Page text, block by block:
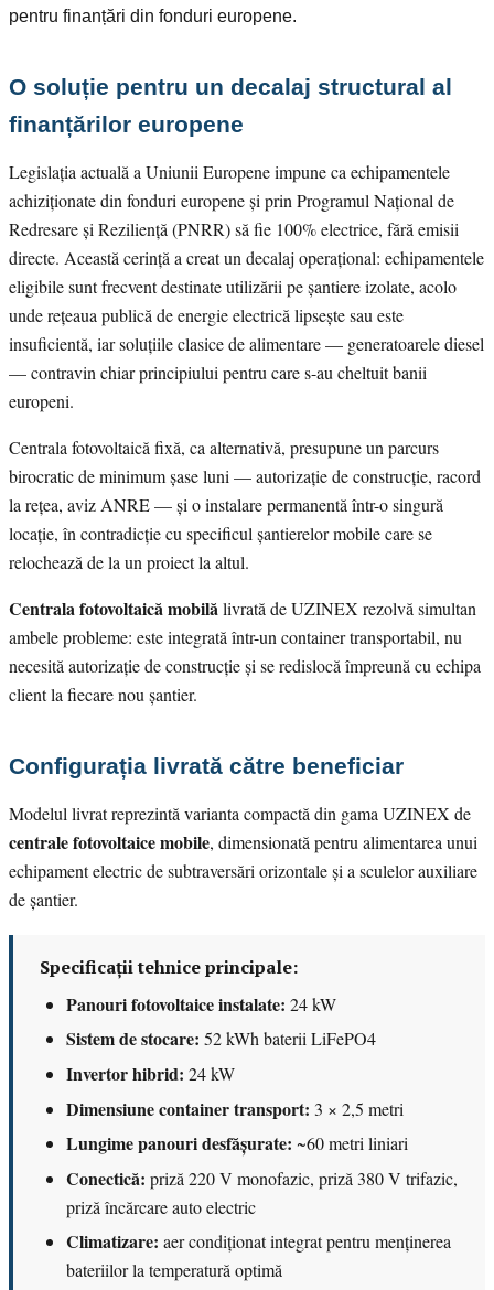
pentru finanțări din fonduri europene.
O soluție pentru un decalaj structural al
finanțărilor europene
Legislația actuală a Uniunii Europene impune ca echipamentele
achiziționate din fonduri europene și prin Programul Național de
Redresare și Reziliență (PNRR) să fie 100% electrice, fără emisii
directe. Această cerință a creat un decalaj operațional: echipamentele
eligibile sunt frecvent destinate utilizării pe șantiere izolate, acolo
unde rețeaua publică de energie electrică lipsește sau este
insuficientă, iar soluțiile clasice de alimentare — generatoarele diesel
— contravin chiar principiului pentru care s-au cheltuit banii
europeni.
Centrala fotovoltaică fixă, ca alternativă, presupune un parcurs
birocratic de minimum șase luni — autorizație de construcție, racord
la rețea, aviz ANRE — și o instalare permanentă într-o singură
locație, în contradicție cu specificul șantierelor mobile care se
relochează de la un proiect la altul.
Centrala fotovoltaică mobilălivrată de UZINEX rezolvă simultan
ambele probleme: este integrată într-un container transportabil, nu
necesită autorizație de construcție și se redislocă împreună cu echipa
client la fiecare nou șantier.
Configurația livrată către beneficiar
Modelul livrat reprezintă varianta compactă din gama UZINEX de
centrale fotovoltaice mobile, dimensionată pentru alimentarea unui
echipament electric de subtraversări orizontale și a sculelor auxiliare
de șantier.
Specificații tehnice principale:
Panouri fotovoltaice instalate: 24 kW
Sistem de stocare: 52 kWh baterii LiFePO4
Invertor hibrid: 24 kW
Dimensiune container transport: 3 × 2,5 metri
Lungime panouri desfășurate: ~60 metri liniari
Conectică: priză 220 V monofazic, priză 380 V trifazic,
priză încărcare auto electric
Climatizare: aer condiționat integrat pentru menținerea
bateriilor la temperatură optimă